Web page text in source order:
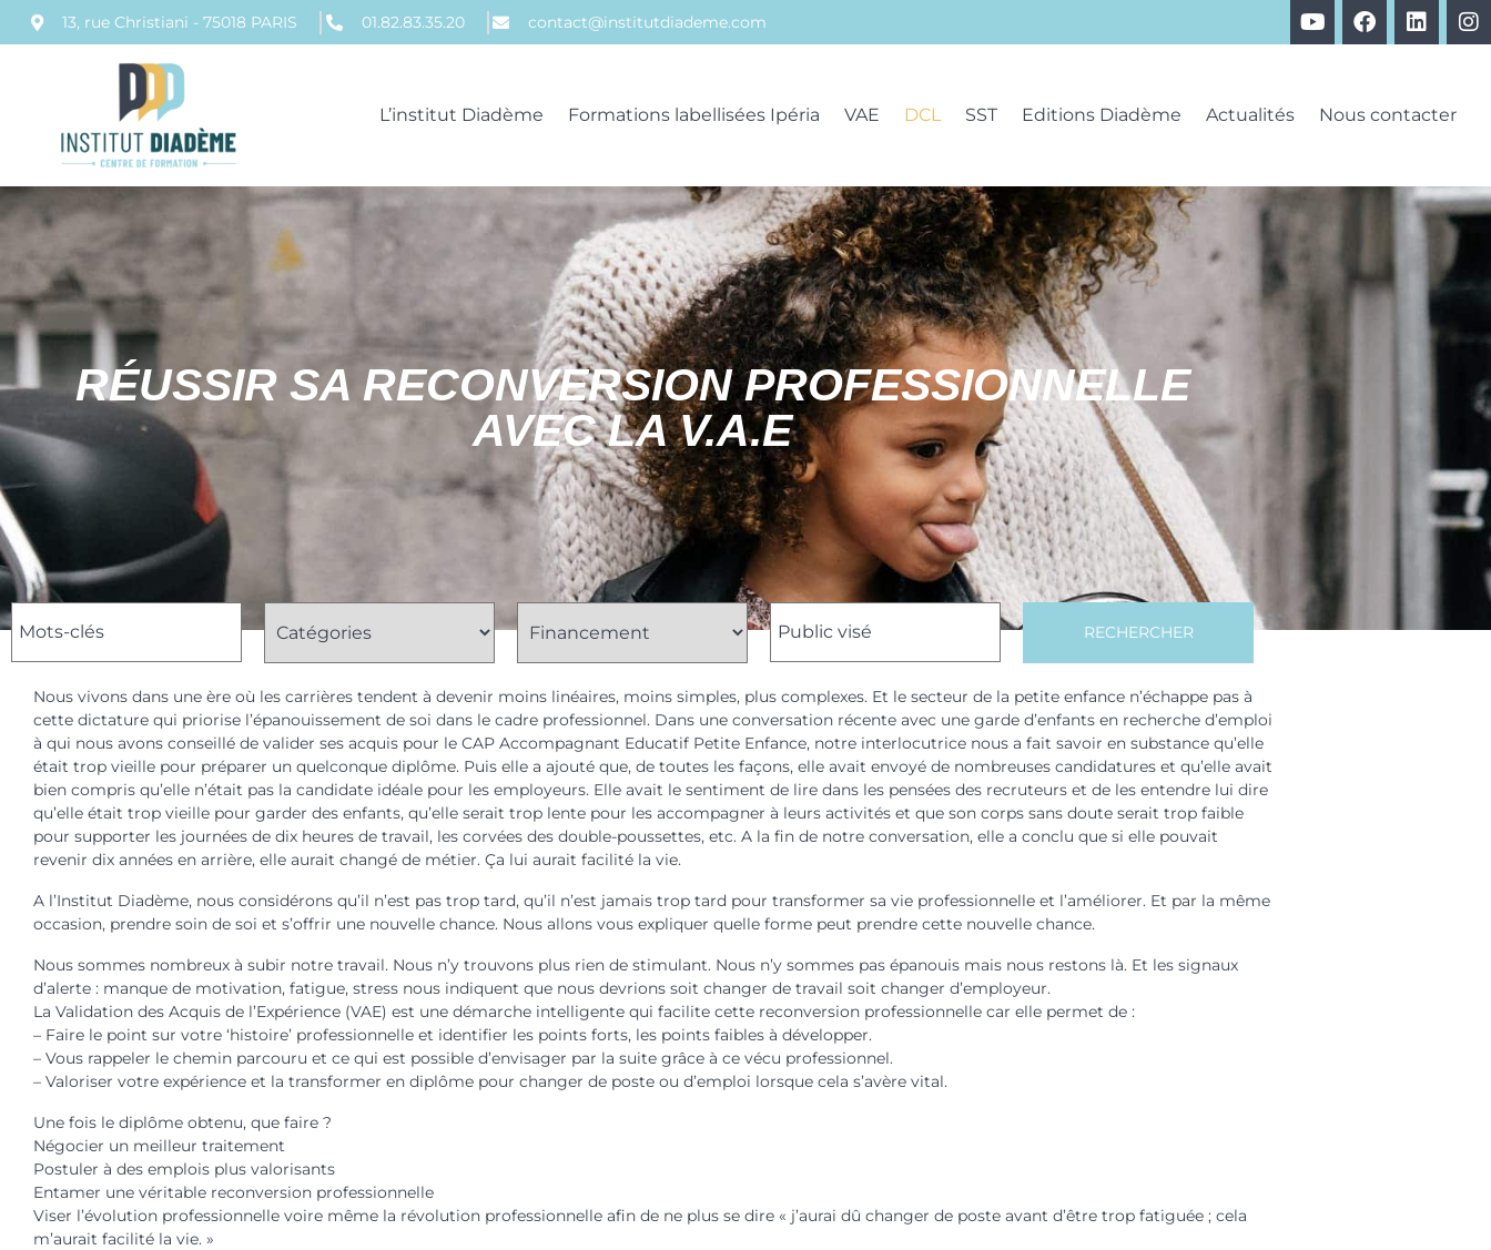
13, rue Christiani - 75018 PARIS 01.82.83.35.20 contact@institutdiademe.com
L’institut Diadème Formations labellisées Ipéria VAE DCL SST Editions Diadème Actualités Nous contacter
RÉUSSIR SA RECONVERSION PROFESSIONNELLE
AVEC LA V.A.E
RECHERCHER
Nous vivons dans une ère où les carrières tendent à devenir moins linéaires, moins simples, plus complexes. Et le secteur de la petite enfance n’échappe pas à
cette dictature qui priorise l’épanouissement de soi dans le cadre professionnel. Dans une conversation récente avec une garde d’enfants en recherche d’emploi
à qui nous avons conseillé de valider ses acquis pour le CAP Accompagnant Educatif Petite Enfance, notre interlocutrice nous a fait savoir en substance qu’elle
était trop vieille pour préparer un quelconque diplôme. Puis elle a ajouté que, de toutes les façons, elle avait envoyé de nombreuses candidatures et qu’elle avait
bien compris qu’elle n’était pas la candidate idéale pour les employeurs. Elle avait le sentiment de lire dans les pensées des recruteurs et de les entendre lui dire
qu’elle était trop vieille pour garder des enfants, qu’elle serait trop lente pour les accompagner à leurs activités et que son corps sans doute serait trop faible
pour supporter les journées de dix heures de travail, les corvées des double-poussettes, etc. A la fin de notre conversation, elle a conclu que si elle pouvait
revenir dix années en arrière, elle aurait changé de métier. Ça lui aurait facilité la vie.
A l’Institut Diadème, nous considérons qu’il n’est pas trop tard, qu’il n’est jamais trop tard pour transformer sa vie professionnelle et l’améliorer. Et par la même
occasion, prendre soin de soi et s’offrir une nouvelle chance. Nous allons vous expliquer quelle forme peut prendre cette nouvelle chance.
Nous sommes nombreux à subir notre travail. Nous n’y trouvons plus rien de stimulant. Nous n’y sommes pas épanouis mais nous restons là. Et les signaux
d’alerte : manque de motivation, fatigue, stress nous indiquent que nous devrions soit changer de travail soit changer d’employeur.
La Validation des Acquis de l’Expérience (VAE) est une démarche intelligente qui facilite cette reconversion professionnelle car elle permet de :
– Faire le point sur votre ‘histoire’ professionnelle et identifier les points forts, les points faibles à développer.
– Vous rappeler le chemin parcouru et ce qui est possible d’envisager par la suite grâce à ce vécu professionnel.
– Valoriser votre expérience et la transformer en diplôme pour changer de poste ou d’emploi lorsque cela s’avère vital.
Une fois le diplôme obtenu, que faire ?
Négocier un meilleur traitement
Postuler à des emplois plus valorisants
Entamer une véritable reconversion professionnelle
Viser l’évolution professionnelle voire même la révolution professionnelle afin de ne plus se dire « j’aurai dû changer de poste avant d’être trop fatiguée ; cela
m’aurait facilité la vie. »